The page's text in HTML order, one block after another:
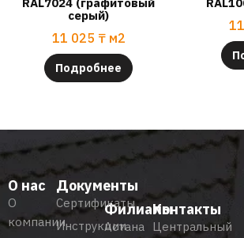
серый)
11 025 ₸ м2
Подробнее
О нас
О
компании
Документы
Сертификаты
Инструкции
Филиалы
Астана
Контакты
Центральный